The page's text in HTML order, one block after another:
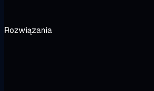
Rozwiązania